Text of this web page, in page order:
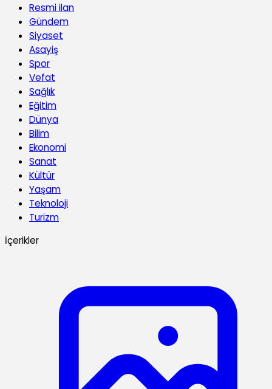
Resmi ilan
Gündem
Siyaset
Asayiş
Spor
Vefat
Sağlık
Eğitim
Dünya
Bilim
Ekonomi
Sanat
Kültür
Yaşam
Teknoloji
Turizm
İçerikler